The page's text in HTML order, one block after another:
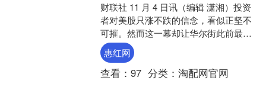
财联社 11 月 4 日讯（编辑 潇湘）投资
者对美股只涨不跌的信念，看似正坚不
可摧。然而这一幕却让华尔街此前最乐
观的分析师之一开始感到担忧：这种极
端的看涨情绪可....
惠红网
查看： 97 分类： 淘配网官网